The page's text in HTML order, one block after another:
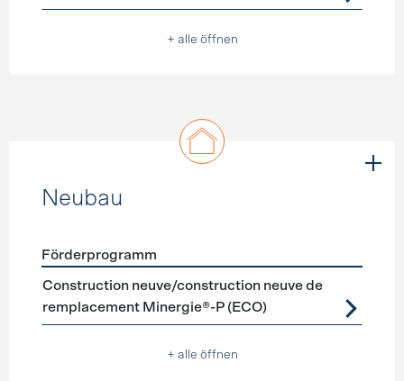
+ alle öffnen
Neubau
Förderprogramme Neubau
Förderprogramm
Construction neuve/construction neuve de
remplacement Minergie®-P (ECO)
+ alle öffnen